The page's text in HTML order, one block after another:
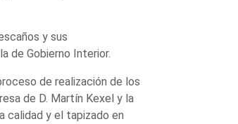
y sus
de Gobierno Interior.
de realización de los
de D. Martín Kexel y la
calidad y el tapizado en